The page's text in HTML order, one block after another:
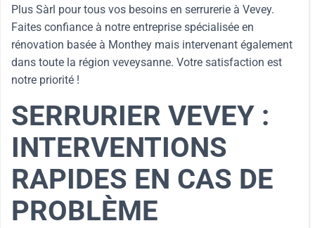
Plus Sàrl pour tous vos besoins en serrurerie à Vevey.
Faites confiance à notre entreprise spécialisée en
rénovation basée à Monthey mais intervenant également
dans toute la région veveysanne. Votre satisfaction est
notre priorité !
SERRURIER VEVEY :
INTERVENTIONS
RAPIDES EN CAS DE
PROBLÈME